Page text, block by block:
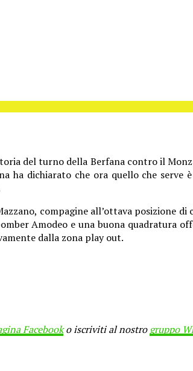
del turno della Berfana contro il
ha dichiarato che ora quello che
compagine all’ottava posizione
Amodeo e una buona quadratura
dalla zona play out.
Facebooko iscriviti al nostrogruppo